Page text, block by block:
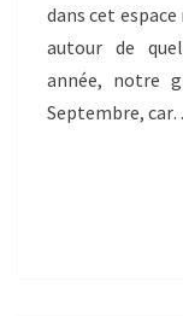
dans cet
autour de
année, notre
Septembre,